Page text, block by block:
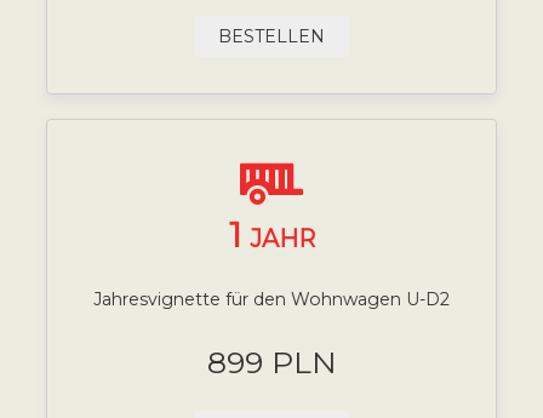
BESTELLEN
1 JAHR
Jahresvignette für den Wohnwagen U-D2
899 PLN